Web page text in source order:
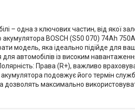
– одна з ключових частин, від якої
BOSCH (S50 070) 74Ah 750A
модель, яка ідеально підійде для
автомобілів із високим
Права (R+), важливо
подовжує його термін
дозволять максимально